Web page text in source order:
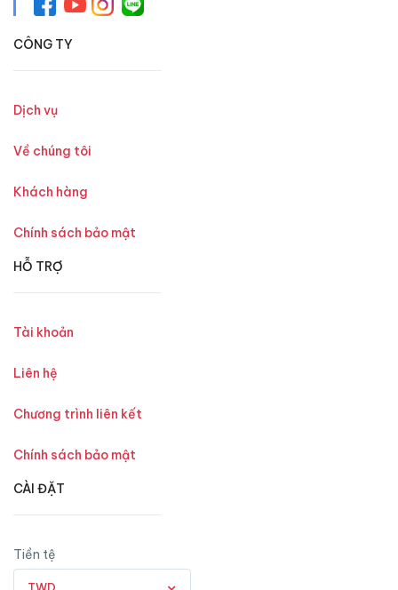
CÔNG TY
Dịch vụ
Về chúng tôi
Khách hàng
Chính sách bảo mật
HỖ TRỢ
Tài khoản
Liên hệ
Chương trình liên kết
Chính sách bảo mật
CÀI ĐẶT
Tiền tệ